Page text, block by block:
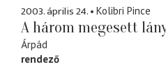
2003. április 24. Kolibri Pince
A három megesett
Árpád
rendező